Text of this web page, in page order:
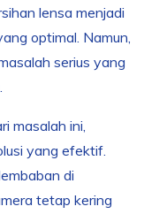
lensa menjadi
optimal. Namun,
serius yang
masalah ini,
yang efektif.
di
tetap kering